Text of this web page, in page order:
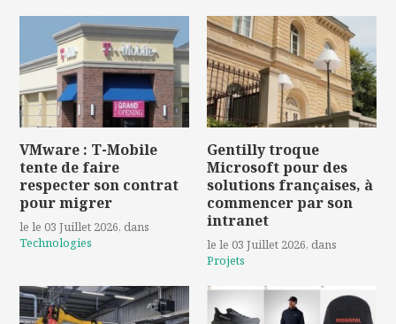
VMware : T-Mobile
tente de faire
respecter son contrat
pour migrer
le le 03 Juillet 2026, dans
Technologies
Gentilly troque
Microsoft pour des
solutions françaises, à
commencer par son
intranet
le le 03 Juillet 2026, dans
Projets